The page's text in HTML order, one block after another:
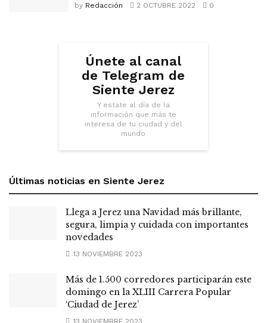
by Redacción 2 OCTUBRE 2022 0
Únete al canal
de Telegram de
Siente Jerez
Y estate al día de la
información que más te
interesa de tu ciudad y del
mundo
Últimas noticias en Siente Jerez
Llega a Jerez una Navidad más brillante,
segura, limpia y cuidada con importantes
novedades
13 NOVIEMBRE 2023
Más de 1.500 corredores participarán este
domingo en la XLIII Carrera Popular
‘Ciudad de Jerez’
13 NOVIEMBRE 2023